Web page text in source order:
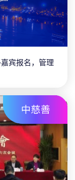
们在竞争中
效办会